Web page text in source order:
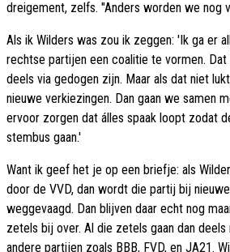
dreigement, zelfs. "Anders worden we nog
Als ik Wilders was zou ik zeggen: 'Ik ga er
rechtse partijen een coalitie te vormen.
deels via gedogen zijn. Maar als dat niet
nieuwe verkiezingen. Dan gaan we samen
ervoor zorgen dat álles spaak loopt zodat
stembus gaan.'
Want ik geef het je op een briefje: als
door de VVD, dan wordt die partij bij
weggevaagd. Dan blijven daar echt nog
zetels bij over. Al die zetels gaan dan deels
andere partijen zoals BBB, FVD, en JA21.